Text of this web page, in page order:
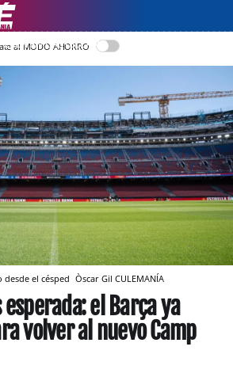
LEER EN CASTELLANO
al MODO AHORRO
desde el césped Òscar Gil CULEMANÍA
esperada: el Barça ya
volver al nuevo Camp